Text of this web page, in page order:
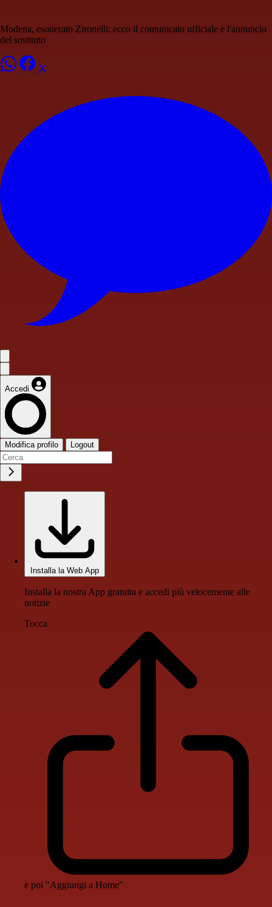
Modena, esonerato Zironelli: ecco il comunicato ufficiale e l'annuncio
del sostituto
Accedi
Modifica profilo Logout
Installa la Web App
Installa la nostra App gratuita e accedi più velocemente alle
notizie
Tocca
e poi "Aggiungi a Home"